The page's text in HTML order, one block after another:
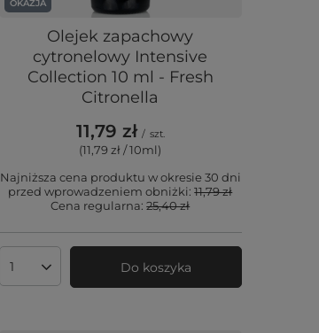
OKAZJA
Olejek zapachowy
cytronelowy Intensive
Collection 10 ml - Fresh
Citronella
11,79 zł / szt.
(11,79 zł / 10ml)
Najniższa cena produktu w okresie 30 dni
przed wprowadzeniem obniżki:11,79 zł
Cena regularna:25,40 zł
Ilość produktów Do koszyka